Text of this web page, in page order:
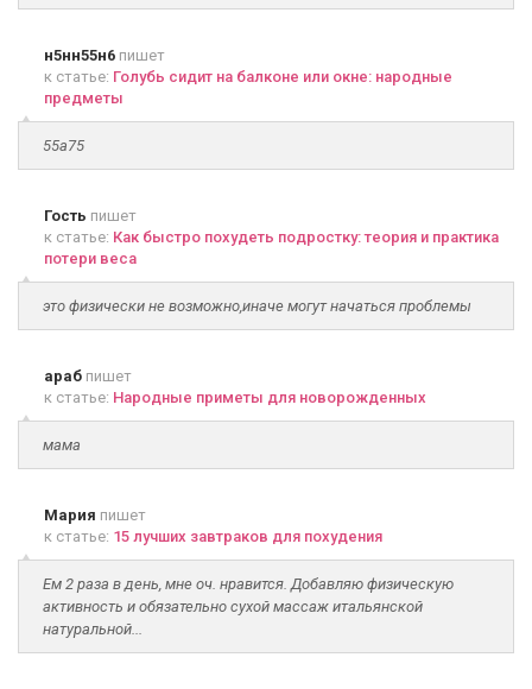
н5нн55н6 пишет
к статье: Голубь сидит на балконе или окне: народные
предметы
55а75
Гость пишет
к статье: Как быстро похудеть подростку: теория и практика
потери веса
это физически не возможно,иначе могут начаться проблемы
араб пишет
к статье: Народные приметы для новорожденных
мама
Мария пишет
к статье: 15 лучших завтраков для похудения
Ем 2 раза в день, мне оч. нравится. Добавляю физическую
активность и обязательно сухой массаж итальянской
натуральной...